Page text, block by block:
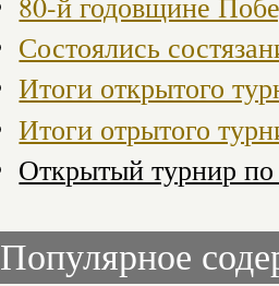
Состоялись
Итоги открытого
Итоги отрытого
Открытый турнир
Популярное